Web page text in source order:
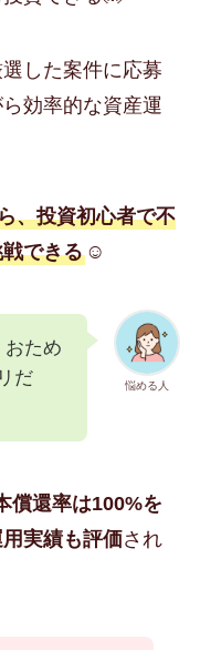
した案件に応募
効率的な資産運
、投資初心者で不
できる☺️
悩める人
おため
だ
償還率は100%を
実績も評価され